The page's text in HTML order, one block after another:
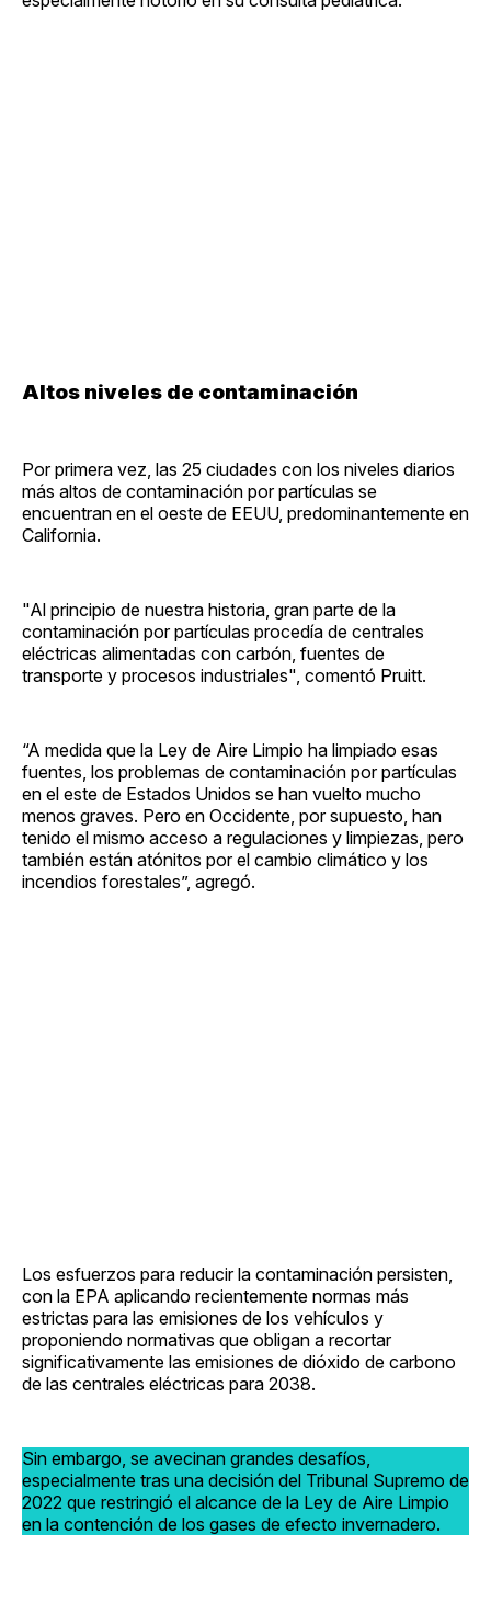
Altos niveles de contaminación
Por primera vez, las 25 ciudades con los niveles diarios
más altos de contaminación por partículas se
encuentran en el oeste de EEUU, predominantemente en
California.
"Al principio de nuestra historia, gran parte de la
contaminación por partículas procedía de centrales
eléctricas alimentadas con carbón, fuentes de
transporte y procesos industriales", comentó Pruitt.
“A medida que la Ley de Aire Limpio ha limpiado esas
fuentes, los problemas de contaminación por partículas
en el este de Estados Unidos se han vuelto mucho
menos graves. Pero en Occidente, por supuesto, han
tenido el mismo acceso a regulaciones y limpiezas, pero
también están atónitos por el cambio climático y los
incendios forestales”, agregó.
Los esfuerzos para reducir la contaminación persisten,
con la EPA aplicando recientemente normas más
estrictas para las emisiones de los vehículos y
proponiendo normativas que obligan a recortar
significativamente las emisiones de dióxido de carbono
de las centrales eléctricas para 2038.
Sin embargo, se avecinan grandes desafíos,
especialmente tras una decisión del Tribunal Supremo de
2022 que restringió el alcance de la Ley de Aire Limpio
en la contención de los gases de efecto invernadero.